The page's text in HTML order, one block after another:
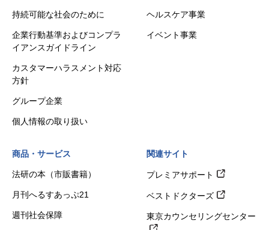
持続可能な社会のために
企業行動基準およびコンプラ
イアンスガイドライン
カスタマーハラスメント対応
方針
グループ企業
個人情報の取り扱い
ヘルスケア事業
イベント事業
商品・サービス
法研の本（市販書籍）
月刊へるすあっぷ21
週刊社会保障
関連サイト
プレミアサポート
ベストドクターズ
東京カウンセリングセンター